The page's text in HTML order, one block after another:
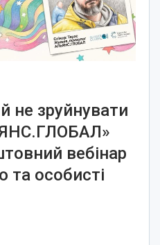
не зруйнувати
вебінар
та особисті